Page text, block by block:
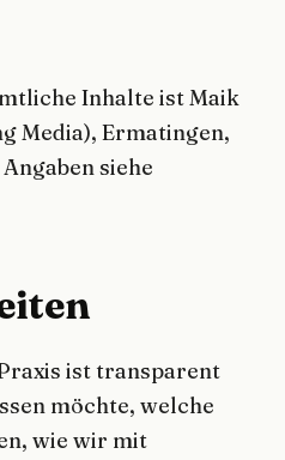
Inhalte ist Maik
Media), Ermatingen,
siehe
ist transparent
möchte, welche
wie wir mit